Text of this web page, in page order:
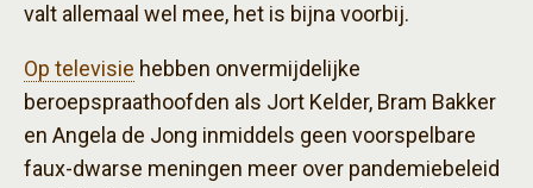
valt allemaal wel mee, het is bijna voorbij.
Op televisie hebben onvermijdelijke
beroepspraathoofden als Jort Kelder, Bram Bakker
en Angela de Jong inmiddels geen voorspelbare
faux-dwarse meningen meer over pandemiebeleid